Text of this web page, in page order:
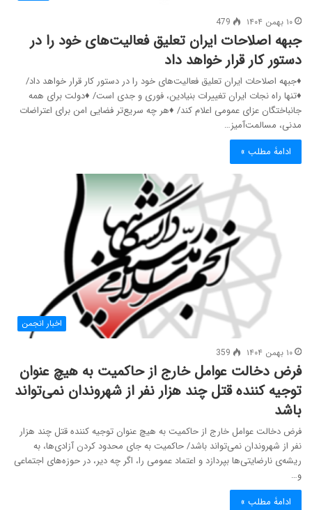
۱۰ بهمن ۱۴۰۴ 479
جبهه اصلاحات ایران تعلیق فعالیت‌های خود را در
دستور کار قرار خواهد داد
♦جبهه اصلاحات ایران تعلیق فعالیت‌های خود را در دستور کار قرار خواهد داد/
♦تنها راه نجات ایران تغییرات بنیادین، فوری و جدی است/ ♦دولت برای همه
جانباختگان عزای عمومی اعلام کند/ ♦هر چه سریع‌تر فضایی امن برای اعتراضات
مدنی، مسالمت‌آمیز…
ادامۀ مطلب »
اخبار انجمن
۱۰ بهمن ۱۴۰۴ 359
فرض دخالت عوامل خارج از حاکمیت به هیچ عنوان
توجیه کننده قتل چند هزار نفر از شهروندان نمی‌تواند
باشد
فرض دخالت عوامل خارج از حاکمیت به هیچ عنوان توجیه کننده قتل چند هزار
نفر از شهروندان نمی‌تواند باشد/ حاکمیت به جای محدود کردن آزادی‌ها، به
ریشه‌ی نارضایتی‌ها بپردازد و اعتماد عمومی را، اگر چه دیر، در حوزه‌های اجتماعی
و…
ادامۀ مطلب »